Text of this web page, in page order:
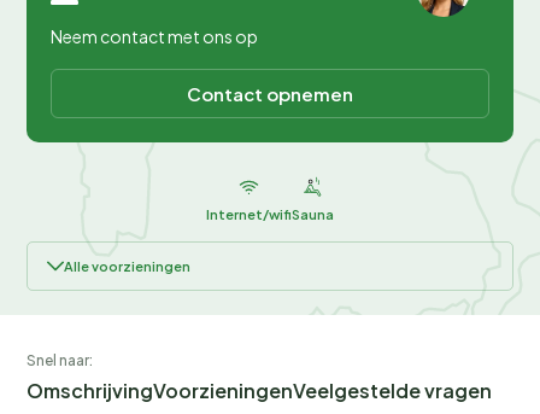
Neem contact met ons op
Contact opnemen
Internet/wifiSauna
Alle voorzieningen
Snel naar:
OmschrijvingVoorzieningenVeelgestelde vragen